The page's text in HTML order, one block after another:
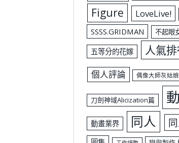
Figure LoveLive!
SSSS.GRIDMAN 不起眼
五等分的花嫁 人氣
個人評論 偶像大師灰姑娘
刀劍神域Alicization篇
動畫業界 同人